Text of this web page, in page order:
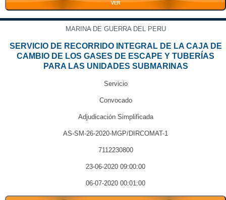
VER
MARINA DE GUERRA DEL PERU
SERVICIO DE RECORRIDO INTEGRAL DE LA CAJA DE
CAMBIO DE LOS GASES DE ESCAPE Y TUBERÍAS
PARA LAS UNIDADES SUBMARINAS
Servicio
Convocado
Adjudicación Simplificada
AS-SM-26-2020-MGP/DIRCOMAT-1
7112230800
23-06-2020 09:00:00
06-07-2020 00:01:00